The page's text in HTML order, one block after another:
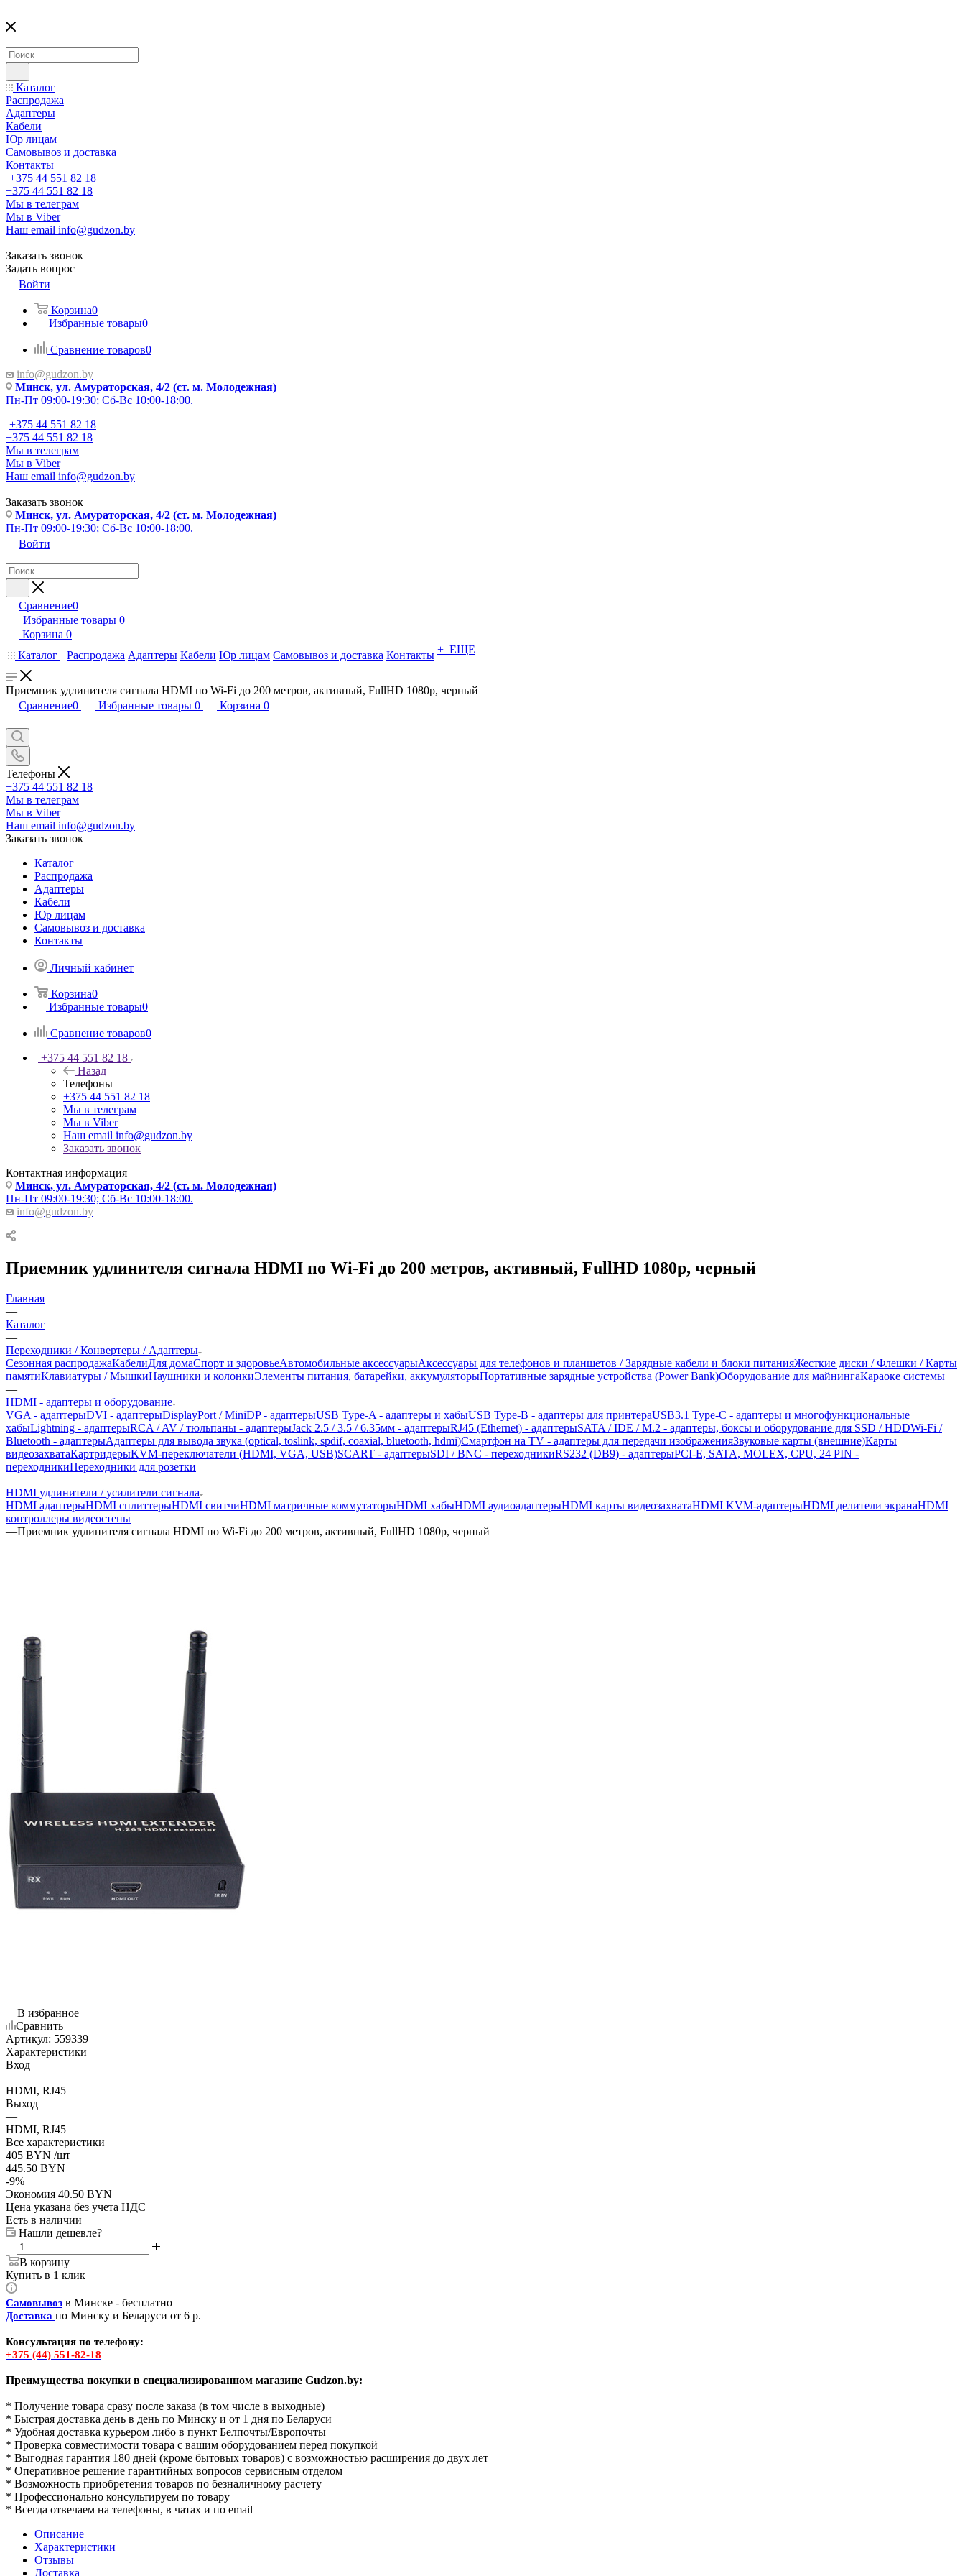
Каталог
Распродажа
Адаптеры
Кабели
Юр лицам
Самовывоз и доставка
Контакты
+375 44 551 82 18
+375 44 551 82 18
Мы в телеграм
Мы в Viber
Наш email info@gudzon.by
Заказать звонок
Задать вопрос
Войти
Корзина0
Избранные товары0
Сравнение товаров0
info@gudzon.by
Минск, ул. Амураторская, 4/2 (ст. м. Молодежная)
Пн-Пт 09:00-19:30; Сб-Вс 10:00-18:00.
+375 44 551 82 18
+375 44 551 82 18
Мы в телеграм
Мы в Viber
Наш email info@gudzon.by
Заказать звонок
Минск, ул. Амураторская, 4/2 (ст. м. Молодежная)
Пн-Пт 09:00-19:30; Сб-Вс 10:00-18:00.
Войти
Сравнение0
Избранные товары 0
Корзина 0
Каталог
Распродажа Адаптеры Кабели Юр лицам Самовывоз и доставка Контакты + ЕЩЕ
Приемник удлинителя сигнала HDMI по Wi-Fi до 200 метров, активный, FullHD 1080p, черный
Сравнение0 Избранные товары 0 Корзина 0
Телефоны
+375 44 551 82 18
Мы в телеграм
Мы в Viber
Наш email info@gudzon.by
Заказать звонок
Каталог
Распродажа
Адаптеры
Кабели
Юр лицам
Самовывоз и доставка
Контакты
Личный кабинет
Корзина0
Избранные товары0
Сравнение товаров0
+375 44 551 82 18
Назад
Телефоны
+375 44 551 82 18
Мы в телеграм
Мы в Viber
Наш email info@gudzon.by
Заказать звонок
Контактная информация
Минск, ул. Амураторская, 4/2 (ст. м. Молодежная)
Пн-Пт 09:00-19:30; Сб-Вс 10:00-18:00.
info@gudzon.by
Приемник удлинителя сигнала HDMI по Wi-Fi до 200 метров, активный, FullHD 1080p, черный
Главная
—
Каталог
—
Переходники / Конвертеры / Адаптеры
Сезонная распродажаКабелиДля домаСпорт и здоровьеАвтомобильные аксессуарыАксессуары для телефонов и планшетов / Зарядные кабели и блоки питанияЖесткие диски / Флешки / Карты
памятиКлавиатуры / МышкиНаушники и колонкиЭлементы питания, батарейки, аккумуляторыПортативные зарядные устройства (Power Bank)Оборудование для майнингаКараоке системы
—
HDMI - адаптеры и оборудование
VGA - адаптерыDVI - адаптерыDisplayPort / MiniDP - адаптерыUSB Type-A - адаптеры и хабыUSB Type-B - адаптеры для принтераUSB3.1 Type-C - адаптеры и многофункциональные
хабыLightning - адаптерыRCA / AV / тюльпаны - адаптерыJack 2.5 / 3.5 / 6.35мм - адаптерыRJ45 (Ethernet) - адаптерыSATA / IDE / M.2 - адаптеры, боксы и оборудование для SSD / HDDWi-Fi /
Bluetooth - адаптерыАдаптеры для вывода звука (optical, toslink, spdif, coaxial, bluetooth, hdmi)Смартфон на TV - адаптеры для передачи изображенияЗвуковые карты (внешние)Карты
видеозахватаКартридерыKVM-переключатели (HDMI, VGA, USB)SCART - адаптерыSDI / BNC - переходникиRS232 (DB9) - адаптерыPCI-E, SATA, MOLEX, CPU, 24 PIN -
переходникиПереходники для розетки
—
HDMI удлинители / усилители сигнала
HDMI адаптерыHDMI сплиттерыHDMI свитчиHDMI матричные коммутаторыHDMI хабыHDMI аудиоадаптерыHDMI карты видеозахватаHDMI KVM-адаптерыHDMI делители экранаHDMI
контроллеры видеостены
—Приемник удлинителя сигнала HDMI по Wi-Fi до 200 метров, активный, FullHD 1080p, черный
В избранное
Сравнить
Артикул: 559339
Характеристики
Вход
—
HDMI, RJ45
Выход
—
HDMI, RJ45
Все характеристики
405 BYN /шт
445.50 BYN
-9%
Экономия 40.50 BYN
Цена указана без учета НДС
Есть в наличии
Нашли дешевле?
В корзину
Купить в 1 клик
Самовывоз в Минске - бесплатно
Доставка по Минску и Беларуси от 6 р.
Консультация по телефону:
+375 (44) 551-82-18
Преимущества покупки в специализированном магазине Gudzon.by:
* Получение товара сразу после заказа (в том числе в выходные)
* Быстрая доставка день в день по Минску и от 1 дня по Беларуси
* Удобная доставка курьером либо в пункт Белпочты/Европочты
* Проверка совместимости товара с вашим оборудованием перед покупкой
* Выгодная гарантия 180 дней (кроме бытовых товаров) с возможностью расширения до двух лет
* Оперативное решение гарантийных вопросов сервисным отделом
* Возможность приобретения товаров по безналичному расчету
* Профессионально консультируем по товару
* Всегда отвечаем на телефоны, в чатах и по email
Описание
Характеристики
Отзывы
Доставка